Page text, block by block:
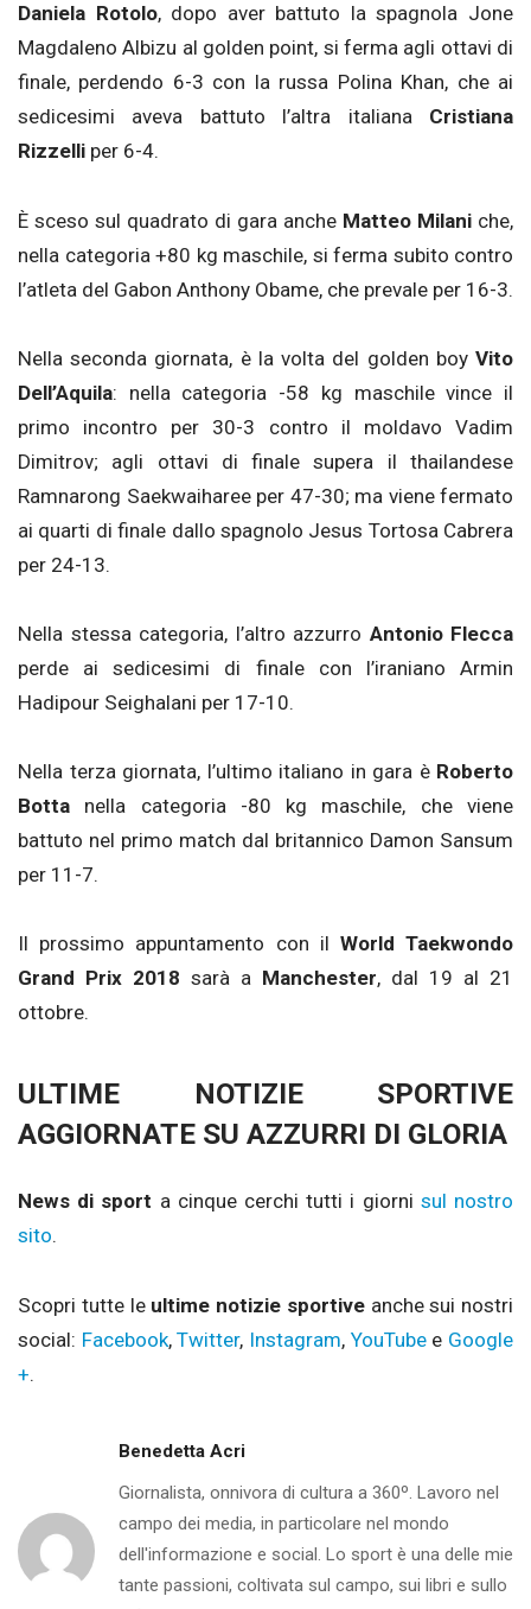
Daniela Rotolo, dopo aver battuto la spagnola Jone
Magdaleno Albizu al golden point, si ferma agli ottavi di
finale, perdendo 6-3 con la russa Polina Khan, che ai
sedicesimi aveva battuto l’altra italiana Cristiana
Rizzelli per 6-4.
È sceso sul quadrato di gara anche Matteo Milani che,
nella categoria +80 kg maschile, si ferma subito contro
l’atleta del Gabon Anthony Obame, che prevale per 16-3.
Nella seconda giornata, è la volta del golden boy Vito
Dell’Aquila: nella categoria -58 kg maschile vince il
primo incontro per 30-3 contro il moldavo Vadim
Dimitrov; agli ottavi di finale supera il thailandese
Ramnarong Saekwaiharee per 47-30; ma viene fermato
ai quarti di finale dallo spagnolo Jesus Tortosa Cabrera
per 24-13.
Nella stessa categoria, l’altro azzurro Antonio Flecca
perde ai sedicesimi di finale con l’iraniano Armin
Hadipour Seighalani per 17-10.
Nella terza giornata, l’ultimo italiano in gara è Roberto
Botta nella categoria -80 kg maschile, che viene
battuto nel primo match dal britannico Damon Sansum
per 11-7.
Il prossimo appuntamento con il World Taekwondo
Grand Prix 2018 sarà a Manchester, dal 19 al 21
ottobre.
ULTIME NOTIZIE SPORTIVE
AGGIORNATE SU AZZURRI DI GLORIA
News di sport a cinque cerchi tutti i giorni sul nostro
sito.
Scopri tutte le ultime notizie sportiveanche sui nostri
social: Facebook,Twitter, Instagram, YouTubee Google
+.
Benedetta Acri
Giornalista, onnivora di cultura a 360º. Lavoro nel
campo dei media, in particolare nel mondo
dell'informazione e social. Lo sport è una delle mie
tante passioni, coltivata sul campo, sui libri e sullo